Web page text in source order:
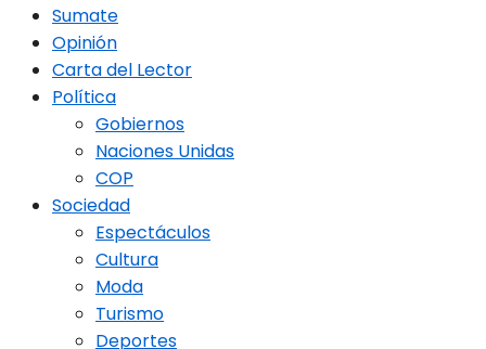
Sumate
Opinión
Carta del Lector
Política
Gobiernos
Naciones Unidas
COP
Sociedad
Espectáculos
Cultura
Moda
Turismo
Deportes